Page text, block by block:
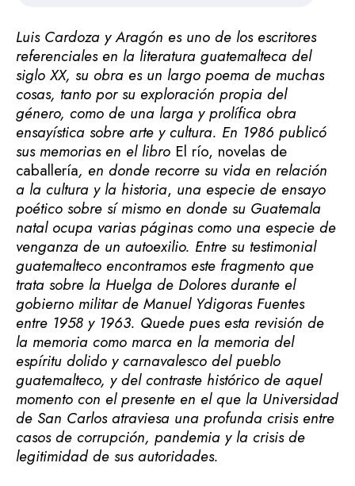
Luis Cardoza y Aragón es uno de los escritores
referenciales en la literatura guatemalteca del
siglo XX, su obra es un largo poema de muchas
cosas, tanto por su exploración propia del
género, como de una larga y prolífica obra
ensayística sobre arte y cultura. En 1986 publicó
sus memorias en el libro El río, novelas de
caballería, en donde recorre su vida en relación
a la cultura y la historia, una especie de ensayo
poético sobre sí mismo en donde su Guatemala
natal ocupa varias páginas como una especie de
venganza de un autoexilio. Entre su testimonial
guatemalteco encontramos este fragmento que
trata sobre la Huelga de Dolores durante el
gobierno militar de Manuel Ydigoras Fuentes
entre 1958 y 1963. Quede pues esta revisión de
la memoria como marca en la memoria del
espíritu dolido y carnavalesco del pueblo
guatemalteco, y del contraste histórico de aquel
momento con el presente en el que la Universidad
de San Carlos atraviesa una profunda crisis entre
casos de corrupción, pandemia y la crisis de
legitimidad de sus autoridades.